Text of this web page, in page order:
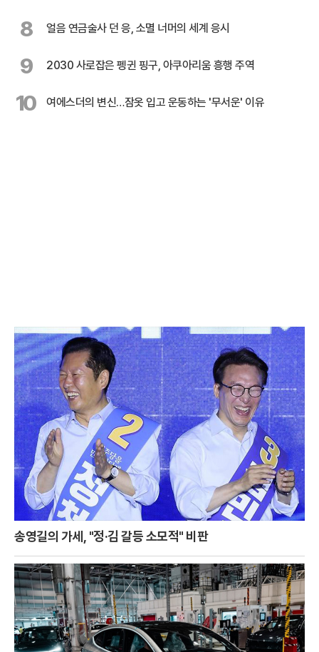
8 얼음 연금술사 던 응, 소멸 너머의 세계 응시
9 2030 사로잡은 펭귄 핑구, 아쿠아리움 흥행 주역
10 여에스더의 변신…잠옷 입고 운동하는 '무서운' 이유
송영길의 가세, "정·김 갈등 소모적" 비판